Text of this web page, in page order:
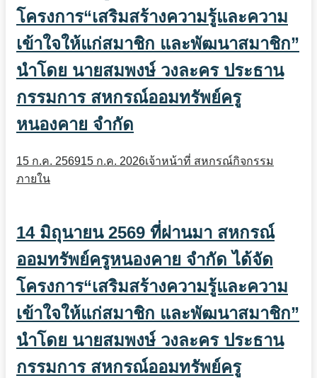
โครงการ“เสริมสร้างความรู้และความ
เข้าใจให้แก่สมาชิก และพัฒนาสมาชิก”
นำโดย นายสมพงษ์ วงละคร ประธาน
กรรมการ สหกรณ์ออมทรัพย์ครู
หนองคาย จำกัด
15 ก.ค. 256915 ก.ค. 2026เจ้าหน้าที่ สหกรณ์กิจกรรม
ภายใน
14 มิถุนายน 2569 ที่ผ่านมา สหกรณ์
ออมทรัพย์ครูหนองคาย จำกัด ได้จัด
โครงการ“เสริมสร้างความรู้และความ
เข้าใจให้แก่สมาชิก และพัฒนาสมาชิก”
นำโดย นายสมพงษ์ วงละคร ประธาน
กรรมการ สหกรณ์ออมทรัพย์ครู